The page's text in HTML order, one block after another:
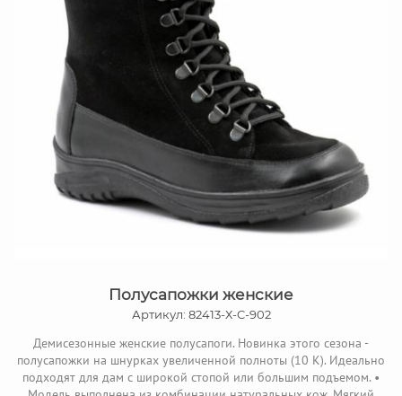
Полусапожки женские
Артикул: 82413-Х-C-902
Демисезонные женские полусапоги. Новинка этого сезона -
полусапожки на шнурках увеличенной полноты (10 К). Идеально
подходят для дам с широкой стопой или большим подъемом. •